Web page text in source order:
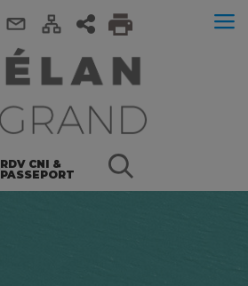
RDV CNI &
PASSEPORT